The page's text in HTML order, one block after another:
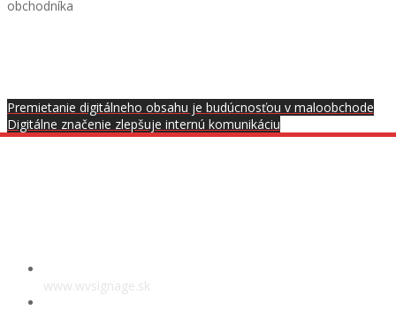
obchodníka
Premietanie digitálneho obsahu je budúcnosťou v maloobchode
Digitálne značenie zlepšuje internú komunikáciu
www.wvsignage.sk